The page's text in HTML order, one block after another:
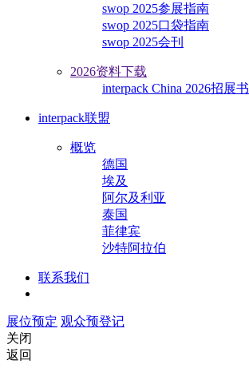
swop 2025参展指南
swop 2025口袋指南
swop 2025会刊
2026资料下载
interpack China 2026招展书
interpack联盟
概览
德国
埃及
阿尔及利亚
泰国
菲律宾
沙特阿拉伯
联系我们
展位预定 观众预登记
关闭
返回